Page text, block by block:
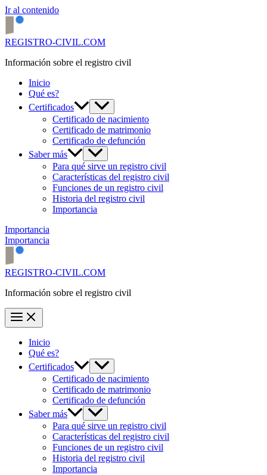
Ir al contenido
REGISTRO-CIVIL.COM
Información sobre el registro civil
Inicio
Qué es?
Certificados
Certificado de nacimiento
Certificado de matrimonio
Certificado de defunción
Saber más
Para qué sirve un registro civil
Características del registro civil
Funciones de un registro civil
Historia del registro civil
Importancia
Importancia
Importancia
REGISTRO-CIVIL.COM
Información sobre el registro civil
Inicio
Qué es?
Certificados
Certificado de nacimiento
Certificado de matrimonio
Certificado de defunción
Saber más
Para qué sirve un registro civil
Características del registro civil
Funciones de un registro civil
Historia del registro civil
Importancia